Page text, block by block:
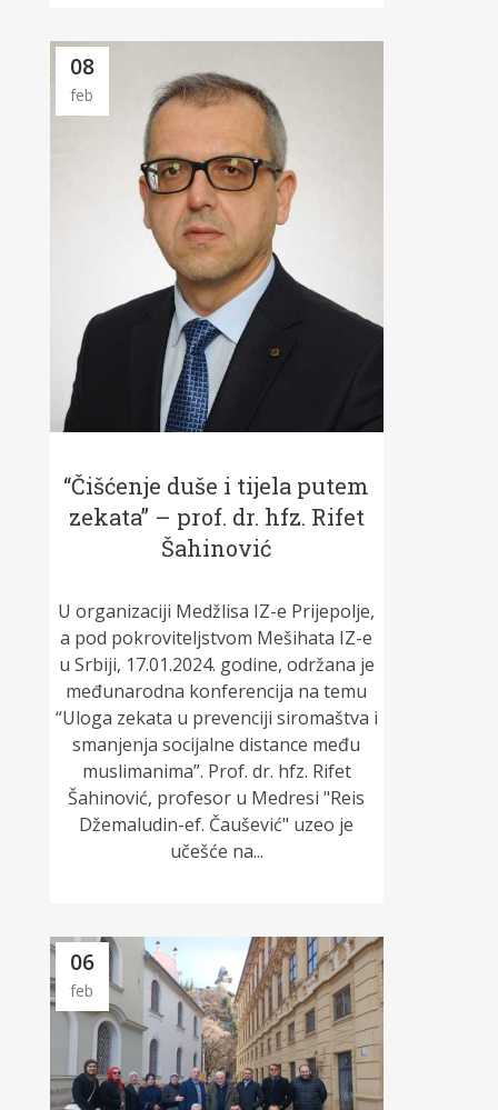
08
feb
“Čišćenje duše i tijela putem
zekata” – prof. dr. hfz. Rifet
Šahinović
U organizaciji Medžlisa IZ-e Prijepolje,
a pod pokroviteljstvom Mešihata IZ-e
u Srbiji, 17.01.2024. godine, održana je
međunarodna konferencija na temu
“Uloga zekata u prevenciji siromaštva i
smanjenja socijalne distance među
muslimanima”. Prof. dr. hfz. Rifet
Šahinović, profesor u Medresi "Reis
Džemaludin-ef. Čaušević" uzeo je
učešće na...
06
feb